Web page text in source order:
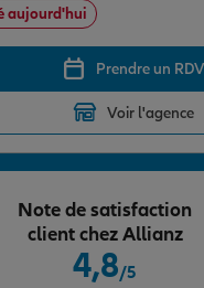
aujourd'hui
Prendre un RDV
Voir l'agence
4,8/5
Note de satisfaction
client chez Allianz